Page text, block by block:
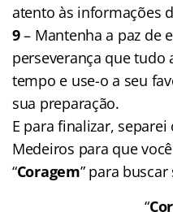
atento às informações
9– Mantenha a paz de
perseverança que tudo
tempo e use-o a seu
sua preparação.
E para finalizar,
Medeiros para que
“Coragem” para
“